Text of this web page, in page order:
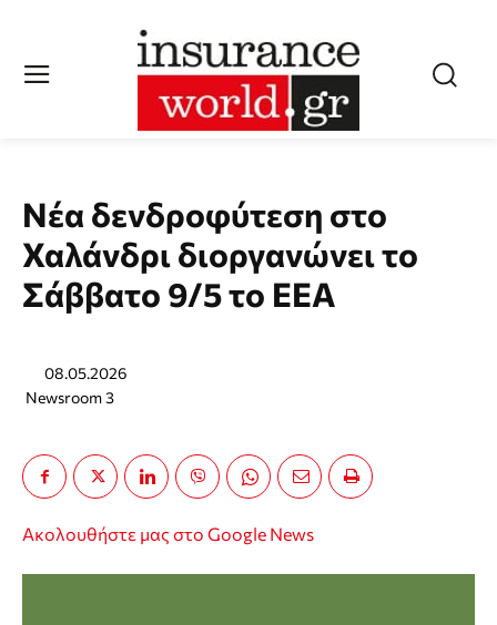
Νέα δενδροφύτεση στο
Χαλάνδρι διοργανώνει το
Σάββατο 9/5 το ΕΕΑ
08.05.2026
Newsroom 3
Ακολουθήστε μας στο Google News